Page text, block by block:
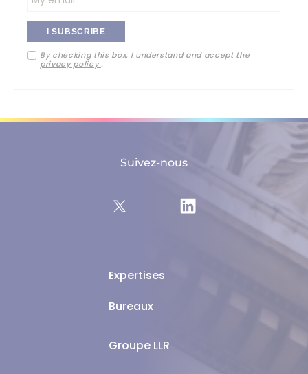
Entrez
votre
adresse
By checking this box, I understand and accept the
privacy policy.
Expertises
Bureaux
Groupe LLR
Suivez-nous